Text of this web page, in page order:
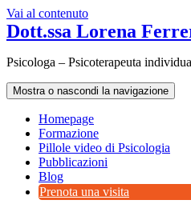
Vai al contenuto
Dott.ssa Lorena
Psicologa – Psicoterapeuta
Mostra o nascondi la navigazione
Homepage
Formazione
Pillole video di Psicologia
Pubblicazioni
Blog
Prenota una visita